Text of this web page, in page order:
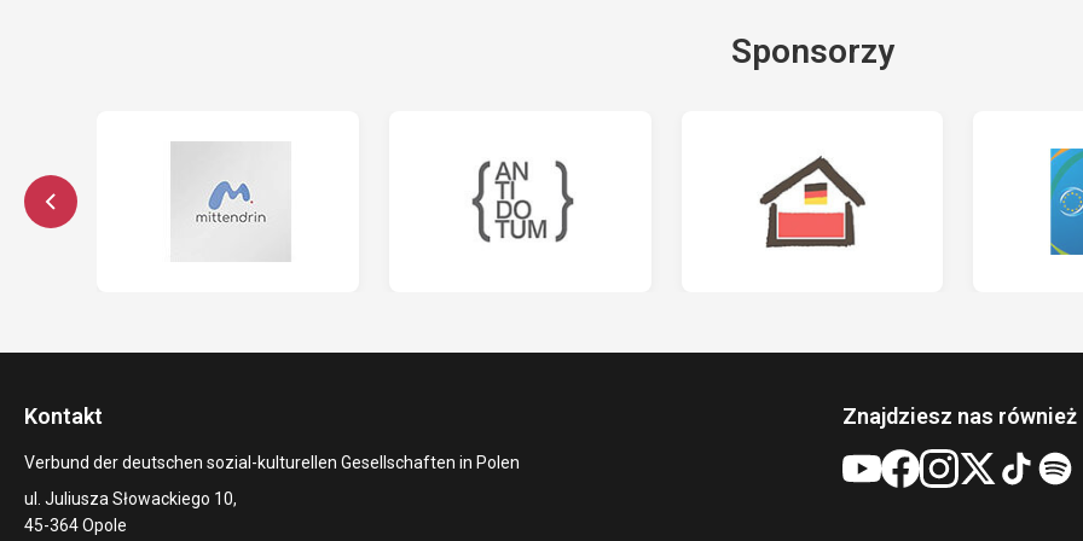
Sponsorzy
Kontakt
Verbund der deutschen sozial-kulturellen Gesellschaften in Polen
ul. Juliusza Słowackiego 10,
45-364 Opole
Znajdziesz nas również